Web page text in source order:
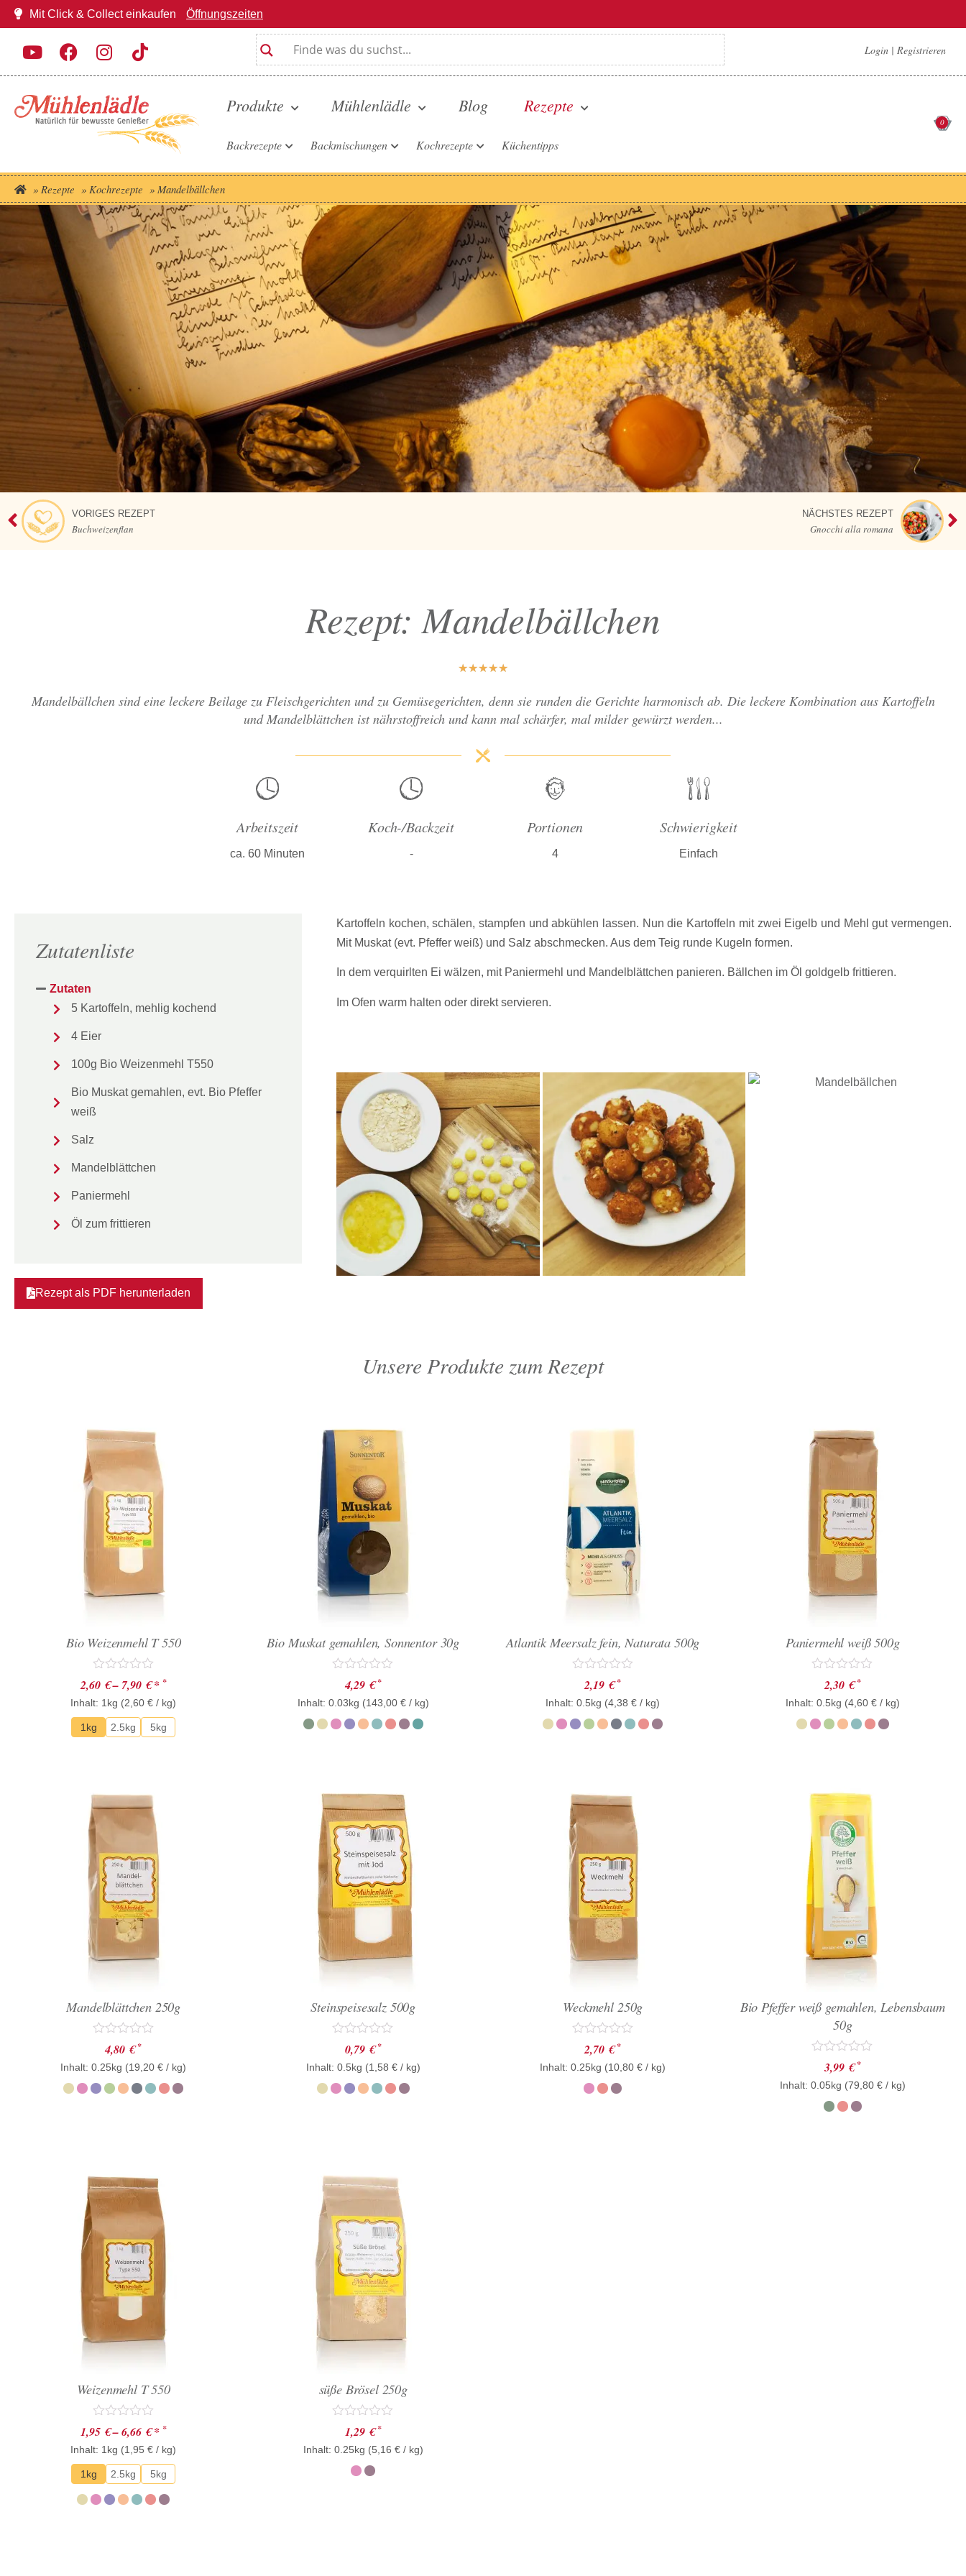
Mit Click & Collect einkaufen Öffnungszeiten
Login | Registrieren
Produkte Mühlenlädle Blog Rezepte
Backrezepte Backmischungen Kochrezepte Küchentipps
0
» Rezepte » Kochrezepte » Mandelbällchen
VORIGES REZEPT
Buchweizenflan
NÄCHSTES REZEPT
Gnocchi alla romana
Rezept: Mandelbällchen
★★★★★
Mandelbällchen sind eine leckere Beilage zu Fleischgerichten und zu Gemüsegerichten, denn sie runden die Gerichte harmonisch ab. Die leckere Kombination aus Kartoffeln
und Mandelblättchen ist nährstoffreich und kann mal schärfer, mal milder gewürzt werden...
Arbeitszeit
ca. 60 Minuten
Koch-/Backzeit
-
Portionen
4
Schwierigkeit
Einfach
Zutatenliste
Zutaten
5 Kartoffeln, mehlig kochend
4 Eier
100g Bio Weizenmehl T550
Bio Muskat gemahlen, evt. Bio Pfeffer
weiß
Salz
Mandelblättchen
Paniermehl
Öl zum frittieren
Rezept als PDF herunterladen
Kartoffeln kochen, schälen, stampfen und abkühlen lassen. Nun die Kartoffeln mit zwei Eigelb und Mehl gut vermengen.
Mit Muskat (evt. Pfeffer weiß) und Salz abschmecken. Aus dem Teig runde Kugeln formen.
In dem verquirlten Ei wälzen, mit Paniermehl und Mandelblättchen panieren. Bällchen im Öl goldgelb frittieren.
Im Ofen warm halten oder direkt servieren.
Unsere Produkte zum Rezept
Bio Weizenmehl T 550
Bewertet
mit
0
von
5
2,60 €– 7,90 €* *
Inhalt: 1kg (2,60€ / kg)
1kg 2.5kg 5kg
Bio Muskat gemahlen, Sonnentor 30g
Bewertet
mit
0
5
4,29 € *
Inhalt: 0.03kg (143,00 €/ kg)
Atlantik Meersalz fein, Naturata 500g
Bewertet
mit
0
5
2,19 € *
Inhalt: 0.5kg (4,38€ / kg)
Paniermehl weiß 500g
Bewertet
mit
0
5
2,30 € *
Inhalt: 0.5kg (4,60 €/ kg)
Mandelblättchen 250g
Bewertet
mit
0
5
4,80 € *
Inhalt: 0.25kg (19,20€ / kg)
Steinspeisesalz 500g
Bewertet
mit
0
5
0,79 € *
Inhalt: 0.5kg (1,58 €/ kg)
Weckmehl 250g
Bewertet
mit
0
2,70 € *
Inhalt: 0.25kg (10,80€ / kg)
Bio Pfeffer weiß gemahlen, Lebensbaum
50g
Bewertet
mit
0
3,99 € *
Inhalt: 0.05kg (79,80 €/ kg)
Weizenmehl T 550
Bewertet
mit
0
von
5
1,95 €–6,66 €* *
Inhalt: 1kg (1,95€ / kg)
1kg 2.5kg 5kg
süße Brösel 250g
Bewertet
mit
0
1,29 € *
Inhalt: 0.25kg (5,16 €/ kg)